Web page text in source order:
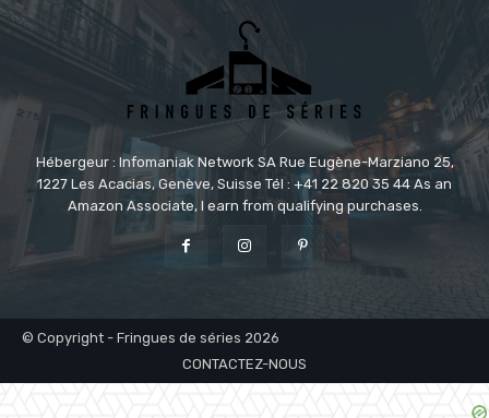
Hébergeur : Infomaniak Network SA Rue Eugène-Marziano 25,
1227 Les Acacias, Genève, Suisse Tél : +41 22 820 35 44 As an
Amazon Associate, I earn from qualifying purchases.
© Copyright - Fringues de séries 2026
CONTACTEZ-NOUS